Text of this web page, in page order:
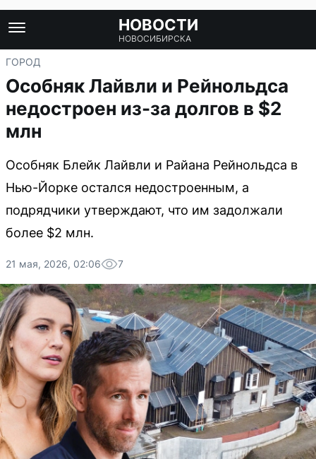
НОВОСТИ
НОВОСИБИРСКА
ГОРОД
Особняк Лайвли и Рейнольдса
недостроен из-за долгов в $2
млн
Особняк Блейк Лайвли и Райана Рейнольдса в
Нью-Йорке остался недостроенным, а
подрядчики утверждают, что им задолжали
более $2 млн.
21 мая, 2026, 02:06 7